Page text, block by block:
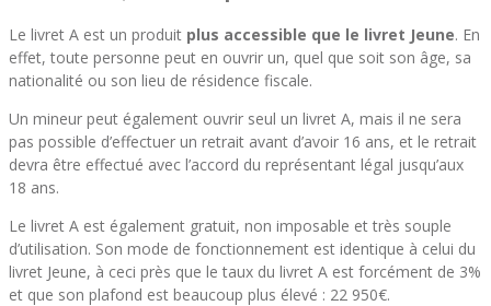
Le livret A est un produit plus accessible que le livret Jeune. En
effet, toute personne peut en ouvrir un, quel que soit son âge, sa
nationalité ou son lieu de résidence fiscale.
Un mineur peut également ouvrir seul un livret A, mais il ne sera
pas possible d’effectuer un retrait avant d’avoir 16 ans, et le retrait
devra être effectué avec l’accord du représentant légal jusqu’aux
18 ans.
Le livret A est également gratuit, non imposable et très souple
d’utilisation. Son mode de fonctionnement est identique à celui du
livret Jeune, à ceci près que le taux du livret A est forcément de 3%
et que son plafond est beaucoup plus élevé : 22 950€.